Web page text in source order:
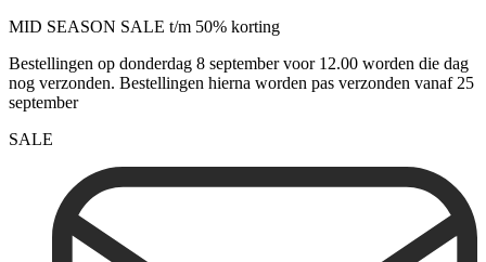
MID SEASON SALE t/m 50% korting
Bestellingen op donderdag 8 september voor 12.00 worden die dag
nog verzonden. Bestellingen hierna worden pas verzonden vanaf 25
september
SALE